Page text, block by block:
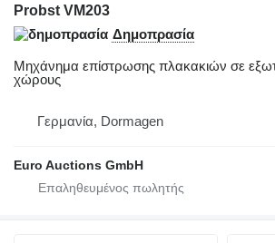
Probst VM203
Δημοπρασία
Μηχάνημα επίστρωσης πλακακιών σε
χώρους
Γερμανία, Dormagen
Euro Auctions GmbH